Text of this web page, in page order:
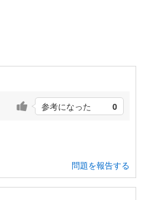
参考になった 0
問題を報告する